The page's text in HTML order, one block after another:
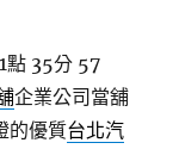
點 35分 57
企業公司當舖
的優質台北汽